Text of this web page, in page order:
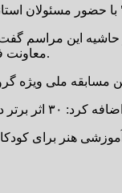
حاشیه این مراسم
معاونت فرهنگی اجتماعی شهرداری کرمان و اداره کل آموزش و پرورش استان با محوریت جوانی جمعیت برگزار می شود.
هنر برای